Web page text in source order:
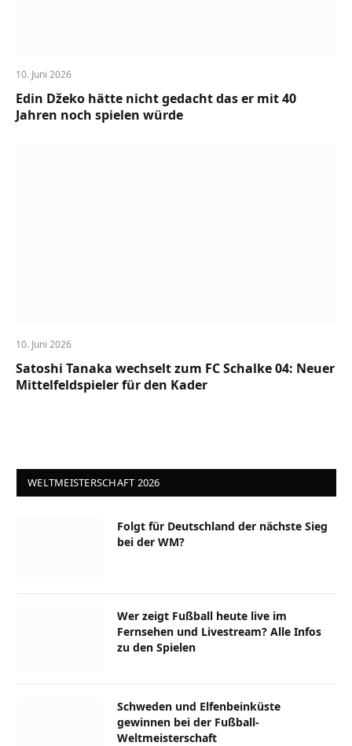
10. Juni 2026
Edin Džeko hätte nicht gedacht das er mit 40
Jahren noch spielen würde
10. Juni 2026
Satoshi Tanaka wechselt zum FC Schalke 04: Neuer
Mittelfeldspieler für den Kader
WELTMEISTERSCHAFT 2026
Folgt für Deutschland der nächste Sieg
bei der WM?
Wer zeigt Fußball heute live im
Fernsehen und Livestream? Alle Infos
zu den Spielen
Schweden und Elfenbeinküste
gewinnen bei der Fußball-
Weltmeisterschaft